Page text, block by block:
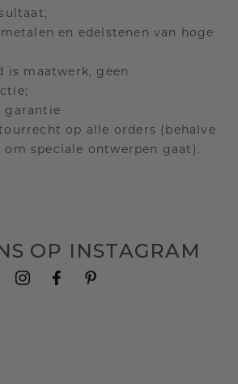
en edelstenen van hoge
is maatwerk, geen
garantie
op alle orders (behalve
om speciale ontwerpen gaat).
OP INSTAGRAM